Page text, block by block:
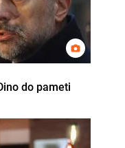
do pameti